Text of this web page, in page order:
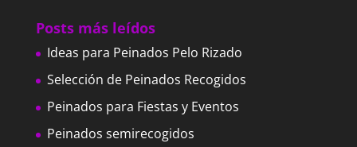
Posts más leídos
Ideas para Peinados Pelo Rizado
Selección de Peinados Recogidos
Peinados para Fiestas y Eventos
Peinados semirecogidos